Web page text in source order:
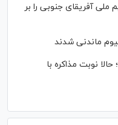
آفریقای جنوبی را بر
نوبت مذاکره با